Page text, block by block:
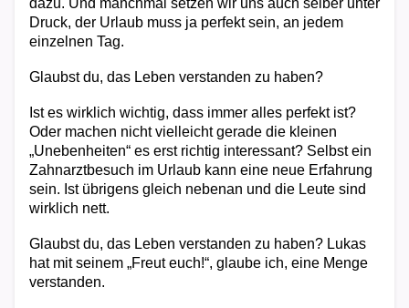
dazu. Und manchmal setzen wir uns auch selber unter
Druck, der Urlaub muss ja perfekt sein, an jedem
einzelnen Tag.
Glaubst du, das Leben verstanden zu haben?
Ist es wirklich wichtig, dass immer alles perfekt ist?
Oder machen nicht vielleicht gerade die kleinen
„Unebenheiten“ es erst richtig interessant? Selbst ein
Zahnarztbesuch im Urlaub kann eine neue Erfahrung
sein. Ist übrigens gleich nebenan und die Leute sind
wirklich nett.
Glaubst du, das Leben verstanden zu haben? Lukas
hat mit seinem „Freut euch!“, glaube ich, eine Menge
verstanden.